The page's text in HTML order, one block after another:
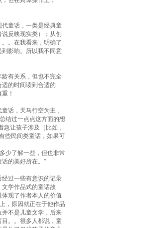
童话，一类是经典童
反映现实类）；从创
。在我看来，明确了
影响。所以我不同意
有关系，但也不完全
的时间读到合适的
！
话，天马行空为主，
结过一点点这方面的想
让孩子涉及（比如，
些民间类童话，如果可
少了解一些，但也非常
的美好所在。”
过一些有意识的记录
学作品式的童话故
现了作者本人的价值
，原因就正在于他作品
不是儿童文学，后来
。。很多人都说，童